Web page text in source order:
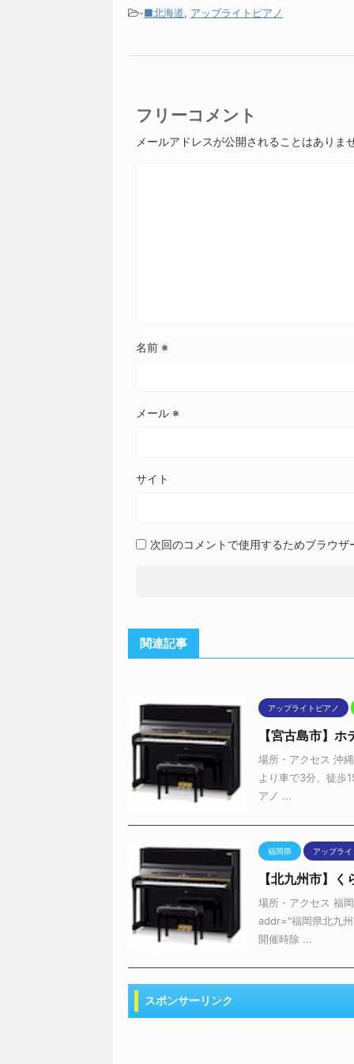
-■北海道, アップライトピアノ
フリーコメント
メールアドレスが公開されることはありま
名前 ※
メール ※
サイト
次回のコメントで使用するためブラウ
関連記事
アップライトピアノ
【宮古島市】
場所・アクセス 沖
より車で3分、徒歩
アノ ...
福岡県 アップラ
【北九州市】
場所・アクセス 福
addr="福岡県北九
開催時除 ...
スポンサーリンク